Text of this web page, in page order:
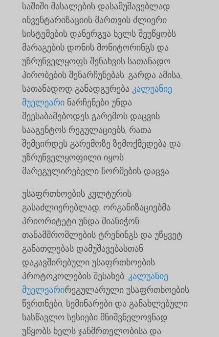
საშიში მასალების დასამუშავებლად.
ინვენტარიზაციის მართვის ძლიერი
სისტემების დანერგვა ხელს შეუწყობს
მარაგების დონის მონიტორინგს და
უზრუნველყოფს შენახვის სათანადო
პირობების შენარჩუნებას. გარდა ამისა,
სათანადოდ განადგურება კალუანიე
მუელეარინარჩენები უნდა
შეესაბამებოდეს გარემოს დაცვის
სააგენტოს რეგულაციებს, რათა
შემცირდეს გარემოზე ზემოქმედება და
უზრუნველყოფილი იყოს
მარეგულირებელი ნორმების დაცვა.
უსაფრთხოების კულტურის
გასაძლიერებლად, ორგანიზაციებმა
პრიორიტეტი უნდა მიანიჭონ
თანამშრომლების ტრენინგს და უწყვეტ
განათლებას დამუშავებასთან
დაკავშირებული უსაფრთხოების
პროტოკოლების შესახებ. კალუანიე
მუელეარირეგულარული უსაფრთხოების
წვრთნები, სემინარები და განახლებული
სასწავლო სესიები მნიშვნელოვნად
უწყობს ხელს ჯანმრთელობისა და